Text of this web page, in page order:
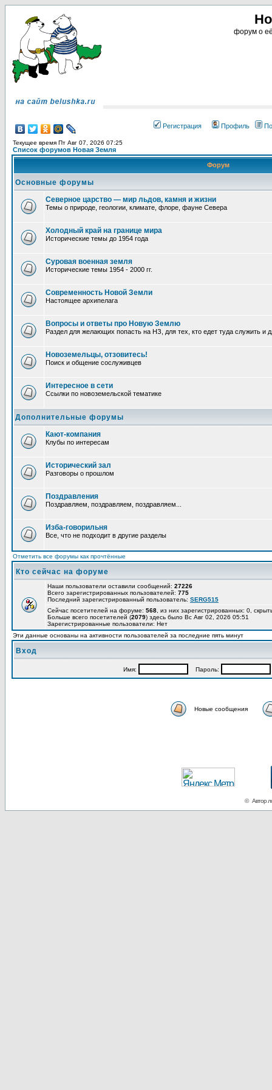
форум о
Регистрация Профиль
Текущее время Пт Авг 07, 2026 07:25
Список форумов Новая Земля
Форум
Основные форумы
Северное царство — мир льдов, камня и жизни
Темы о природе, геологии, климате, флоре, фауне Севера
Холодный край на границе мира
Исторические темы до 1954 года
Суровая военная земля
Исторические темы 1954 - 2000 гг.
Современность Новой Земли
Настоящее архипелага
Вопросы и ответы про Новую Землю
Раздел для желающих попасть на НЗ, для тех, кто едет туда служить и
Новоземельцы, отзовитесь!
Поиск и общение сослуживцев
Интересное в сети
Ссылки по новоземельской тематике
Дополнительные форумы
Кают-компания
Клубы по интересам
Исторический зал
Разговоры о прошлом
Поздравления
Поздравляем, поздравляем, поздравляем...
Изба-говорильня
Все, что не подходит в другие разделы
Отметить все форумы как прочтённые
Кто сейчас на форуме
Наши пользователи оставили сообщений: 27226
Всего зарегистрированных пользователей: 775
Последний зарегистрированный пользователь: SERG515
Сейчас посетителей на форуме: 568 , из них зарегистрированных: 0,
Больше всего посетителей (2079) здесь было Вс Авг 02, 2026 05:51
Зарегистрированные пользователи: Нет
Эти данные основаны на активности пользователей за последние пять минут
Вход
Имя: Пароль:
Новые сообщения
© Автор